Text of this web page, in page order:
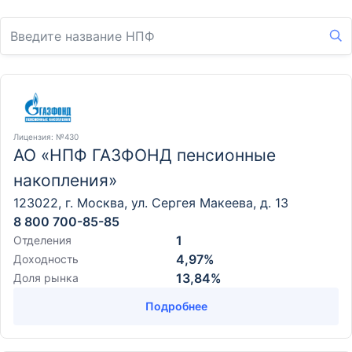
Лицензия: №430
АО «НПФ ГАЗФОНД пенсионные
накопления»
123022, г. Москва, ул. Сергея Макеева, д. 13
8 800 700-85-85
Отделения 1
Доходность 4,97%
Доля рынка 13,84%
Подробнее